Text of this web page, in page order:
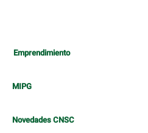
Emprendimiento
MIPG
Novedades CNSC